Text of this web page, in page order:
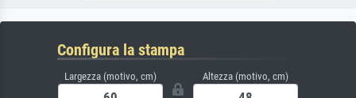
Configura la stampa
Largezza (motivo, cm) Altezza (motivo, cm)